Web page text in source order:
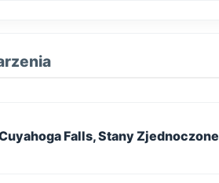
Falls, Stany Zjednoczone